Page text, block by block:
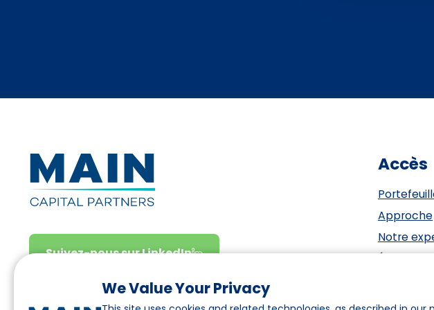
We Value Your Privacy
Suivez-nous sur LinkedIn
Accès
Approche
Notre
Équipe